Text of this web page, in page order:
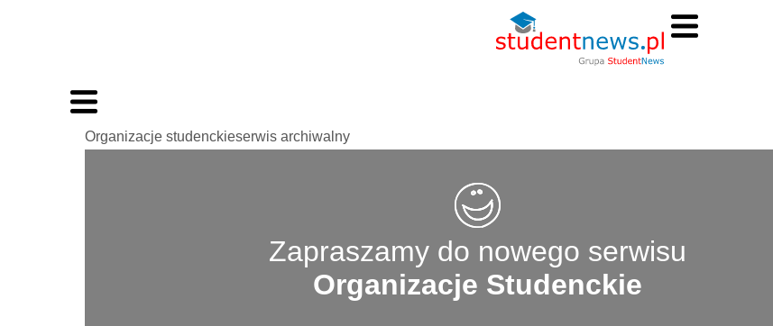
Organizacje studenckieserwis archiwalny
Zapraszamy do nowego serwisu
Organizacje Studenckie